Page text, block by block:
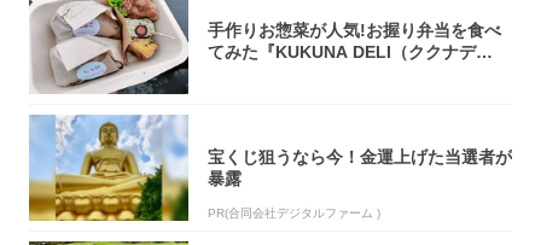
手作りお惣菜が人気!お握り弁当を食べ
てみた『KUKUNA DELI（ククナデ
宝くじ狙うなら今！金運上げた当選者が
暴露
PR(合同会社デジタルファーム )